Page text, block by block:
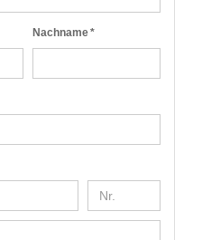
Nachname *